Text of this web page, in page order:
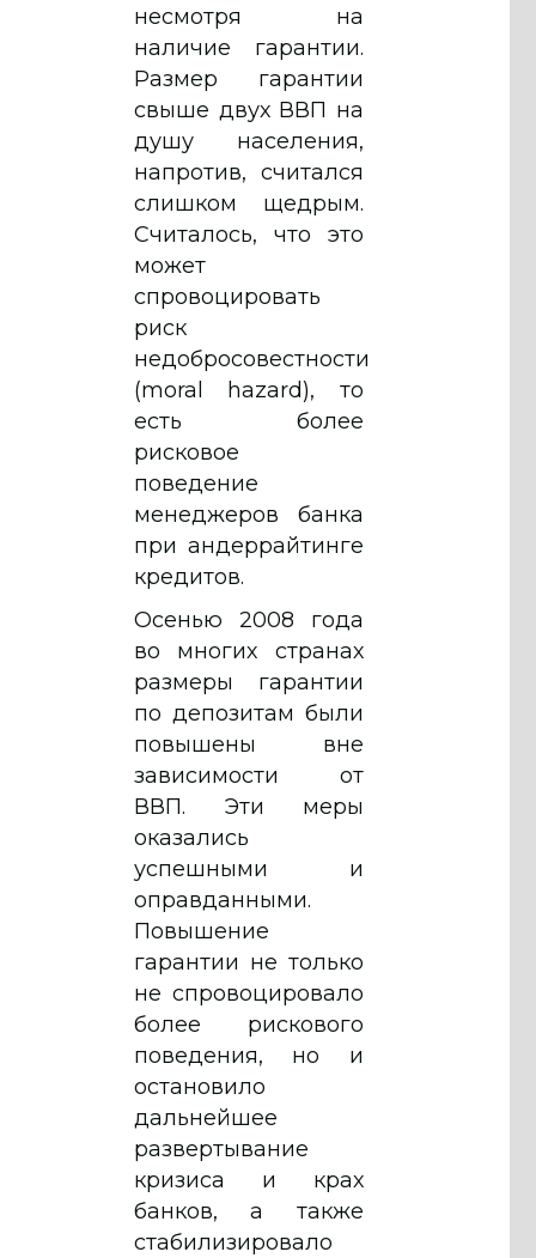
несмотря на
наличие гарантии.
Размер гарантии
свыше двух ВВП на
душу населения,
напротив, считался
слишком щедрым.
Считалось, что это
может
спровоцировать
риск
недобросовестности
(moral hazard), то
есть более
рисковое
поведение
менеджеров банка
при андеррайтинге
кредитов.
Осенью 2008 года
во многих странах
размеры гарантии
по депозитам были
повышены вне
зависимости от
ВВП. Эти меры
оказались
успешными и
оправданными.
Повышение
гарантии не только
не спровоцировало
более рискового
поведения, но и
остановило
дальнейшее
развертывание
кризиса и крах
банков, а также
стабилизировало